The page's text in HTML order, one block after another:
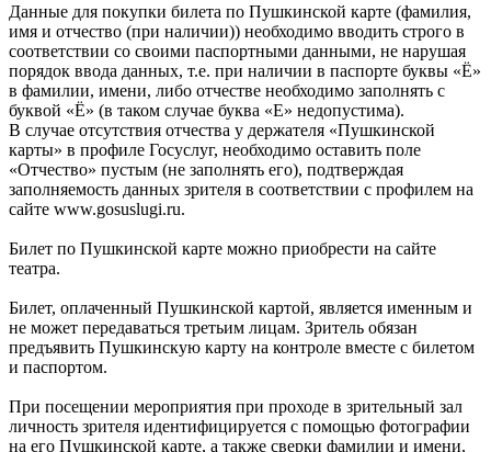
Данные для покупки билета по Пушкинской карте (фамилия,
имя и отчество (при наличии)) необходимо вводить строго в
соответствии со своими паспортными данными, не нарушая
порядок ввода данных, т.е. при наличии в паспорте буквы «Ё»
в фамилии, имени, либо отчестве необходимо заполнять с
буквой «Ё» (в таком случае буква «Е» недопустима).
В случае отсутствия отчества у держателя «Пушкинской
карты» в профиле Госуслуг, необходимо оставить поле
«Отчество» пустым (не заполнять его), подтверждая
заполняемость данных зрителя в соответствии с профилем на
сайте www.gosuslugi.ru.
Билет по Пушкинской карте можно приобрести на сайте
театра.
Билет, оплаченный Пушкинской картой, является именным и
не может передаваться третьим лицам. Зритель обязан
предъявить Пушкинскую карту на контроле вместе с билетом
и паспортом.
При посещении мероприятия при проходе в зрительный зал
личность зрителя идентифицируется с помощью фотографии
на его Пушкинской карте, а также сверки фамилии и имени,